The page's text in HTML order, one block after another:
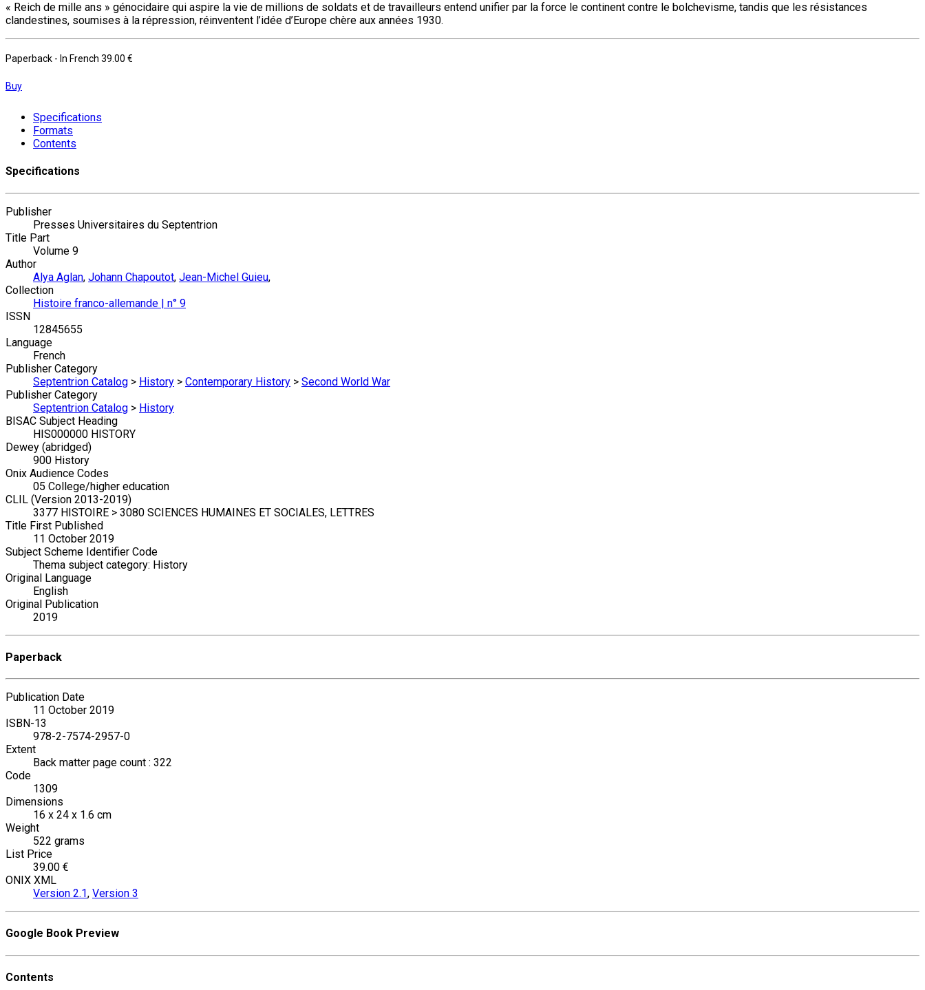
« Reich de mille ans » génocidaire qui aspire la vie de millions de soldats et de travailleurs entend unifier par la force le continent contre le bolchevisme, tandis que les résistances
clandestines, soumises à la répression, réinventent l’idée d’Europe chère aux années 1930.
Paperback - In French 39.00 €
Buy
Specifications
Formats
Contents
Specifications
Publisher
Presses Universitaires du Septentrion
Title Part
Volume 9
Author
Alya Aglan, Johann Chapoutot, Jean-Michel Guieu,
Collection
Histoire franco-allemande | n° 9
ISSN
12845655
Language
French
Publisher Category
Septentrion Catalog > History > Contemporary History > Second World War
Publisher Category
Septentrion Catalog > History
BISAC Subject Heading
HIS000000 HISTORY
Dewey (abridged)
900 History
Onix Audience Codes
05 College/higher education
CLIL (Version 2013-2019)
3377 HISTOIRE > 3080 SCIENCES HUMAINES ET SOCIALES, LETTRES
Title First Published
11 October 2019
Subject Scheme Identifier Code
Thema subject category: History
Original Language
English
Original Publication
2019
Paperback
Publication Date
11 October 2019
ISBN-13
978-2-7574-2957-0
Extent
Back matter page count : 322
Code
1309
Dimensions
16 x 24 x 1.6 cm
Weight
522 grams
List Price
39.00 €
ONIX XML
Version 2.1, Version 3
Google Book Preview
Contents